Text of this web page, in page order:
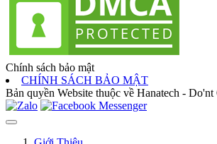
Chính sách bảo mật
CHÍNH SÁCH BẢO MẬT
Bản quyền Website thuộc về Hanatech - Do'nt